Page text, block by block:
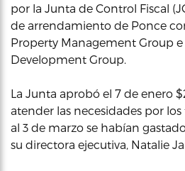
por la Junta de Control Fiscal
de arrendamiento de Ponce
Property Management Group
Development Group.
La Junta aprobó el 7 de enero
atender las necesidades por
al 3 de marzo se habían
su directora ejecutiva, Natalie